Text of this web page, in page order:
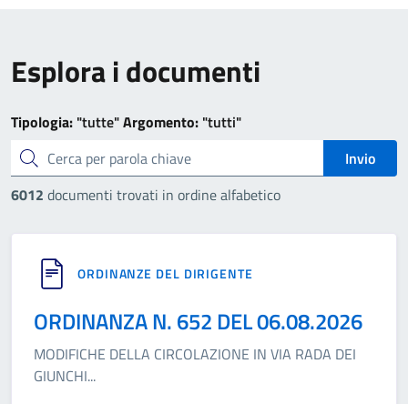
Esplora i documenti
Tipologia: "tutte"Argomento: "tutti"
cerca
Invio
6012 documenti trovati in ordine alfabetico
ORDINANZE DEL DIRIGENTE
ORDINANZA N. 652 DEL 06.08.2026
MODIFICHE DELLA CIRCOLAZIONE IN VIA RADA DEI
GIUNCHI...